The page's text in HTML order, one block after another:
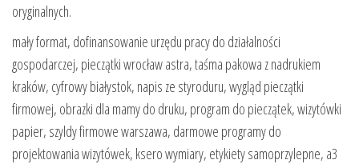
oryginalnych.
mały format, dofinansowanie urzędu pracy do działalności
gospodarczej, pieczątki wrocław astra, taśma pakowa z nadrukiem
kraków, cyfrowy białystok, napis ze styroduru, wygląd pieczątki
firmowej, obrazki dla mamy do druku, program do pieczątek, wizytówki
papier, szyldy firmowe warszawa, darmowe programy do
projektowania wizytówek, ksero wymiary, etykiety samoprzylepne, a3